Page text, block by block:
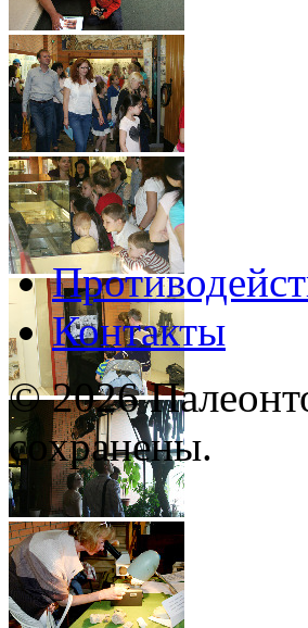
Контакты
© 2026
сохранены.